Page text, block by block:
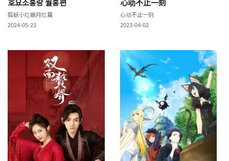
狐妖小红娘月红篇
2024-05-23
心动不止一刻
2023-04-02